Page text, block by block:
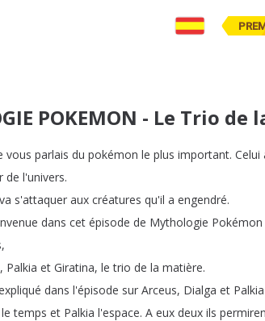
POKEMON - Le Trio de
vous parlais du pokémon le plus important. Celui
de l'univers.
va s'attaquer aux créatures qu'il a engendré.
dans cet épisode de Mythologie Pokémon
,
, Palkia et Giratina, le trio de la matière.
dans l'épisode sur Arceus, Dialga et Palkia
le temps et Palkia l'espace. A eux deux ils